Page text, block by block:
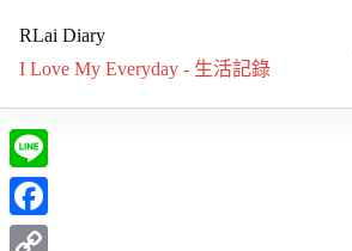
RLai Diary
I Love My Everyday - 生活記錄
L
i
F